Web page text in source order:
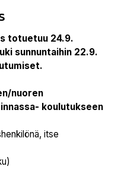
totuetuu 24.9.
sunnuntaihin 22.9.
nuoren
koulutukseen
itse